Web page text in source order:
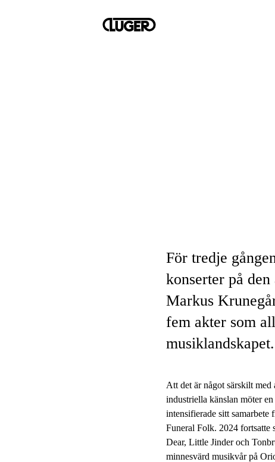
För tredje
konserter på
Markus
fem akter som
musiklandskapet.
Att det är något särskilt
industriella känslan möter
intensifierade sitt
Funeral Folk. 2024 fortsatte
Dear, Little Jinder och
minnesvärd musikvår på